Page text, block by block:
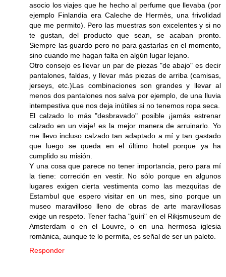
asocio los viajes que he hecho al perfume que llevaba (por
ejemplo Finlandia era Caleche de Hermès, una frivolidad
que me permito). Pero las muestras son excelentes y si no
te gustan, del producto que sean, se acaban pronto.
Siempre las guardo pero no para gastarlas en el momento,
sino cuando me hagan falta en algún lugar lejano.
Otro consejo es llevar un par de piezas "de abajo" es decir
pantalones, faldas, y llevar más piezas de arriba (camisas,
jerseys, etc.)Las combinaciones son grandes y llevar al
menos dos pantalones nos salva por ejemplo, de una lluvia
intempestiva que nos deja inútiles si no tenemos ropa seca.
El calzado lo más "desbravado" posible ¡jamás estrenar
calzado en un viaje! es la mejor manera de arruinarlo. Yo
me llevo incluso calzado tan adaptado a mí y tan gastado
que luego se queda en el último hotel porque ya ha
cumplido su misión.
Y una cosa que parece no tener importancia, pero para mí
la tiene: correción en vestir. No sólo porque en algunos
lugares exigen cierta vestimenta como las mezquitas de
Estambul que espero visitar en un mes, sino porque un
museo maravilloso lleno de obras de arte maravillosas
exige un respeto. Tener facha "guiri" en el Rikjsmuseum de
Amsterdam o en el Louvre, o en una hermosa iglesia
románica, aunque te lo permita, es señal de ser un paleto.
Responder